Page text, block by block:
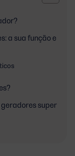
a sua função e
super